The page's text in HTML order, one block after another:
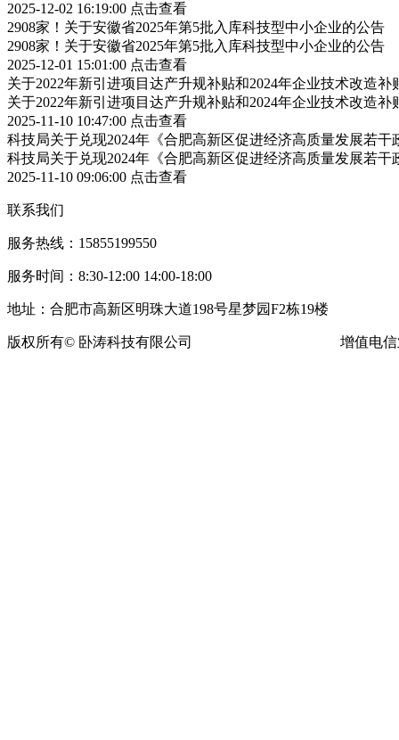
2025-12-02 16:19:00 点击查看
2908家！关于安徽省2025年第5批入库科技型中小企业的公告
2908家！关于安徽省2025年第5批入库科技型中小企业的公告
2025-12-01 15:01:00 点击查看
关于2022年新引进项目达产升规补贴和2024年企业技术改造
关于2022年新引进项目达产升规补贴和2024年企业技术改造
2025-11-10 10:47:00 点击查看
科技局关于兑现2024年《合肥高新区促进经济高质量发展若
科技局关于兑现2024年《合肥高新区促进经济高质量发展若
2025-11-10 09:06:00 点击查看
联系我们
服务热线：15855199550
服务时间：8:30-12:00 14:00-18:00
地址：合肥市高新区明珠大道198号星梦园F2栋19楼
版权所有© 卧涛科技有限公司 增值电